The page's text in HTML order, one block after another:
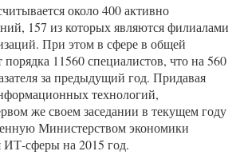
около 400 активно
157 из которых являются филиалами
При этом в сфере в общей
11560 специалистов, что на 560
за предыдущий год. Придавая
технологий,
же своем заседании в текущем году
Министерством экономики
ИТ-сферы на 2015 год.